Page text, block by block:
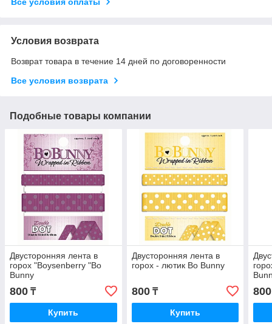
Условия возврата
Возврат товара в течение 14 дней по договоренности
Все условия возврата
Подобные товары компании
Двусторонняя лента в
горох "Boysenberry "Bo
Bunny
800 ₸
Купить
Двусторонняя лента в
горох - лютик Bo Bunny
800₸
Купить
800